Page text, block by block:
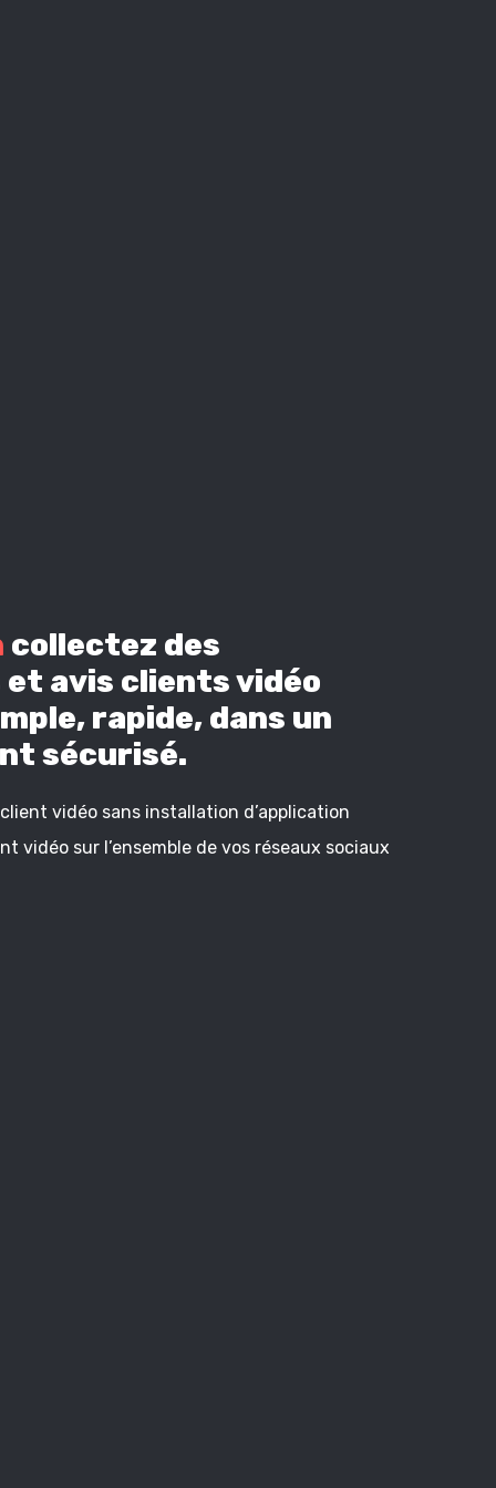
collectez des
et avis clients vidéo
rapide, dans un
sécurisé.
vidéo sans installation d’application
vidéo sur l’ensemble de vos réseaux sociaux